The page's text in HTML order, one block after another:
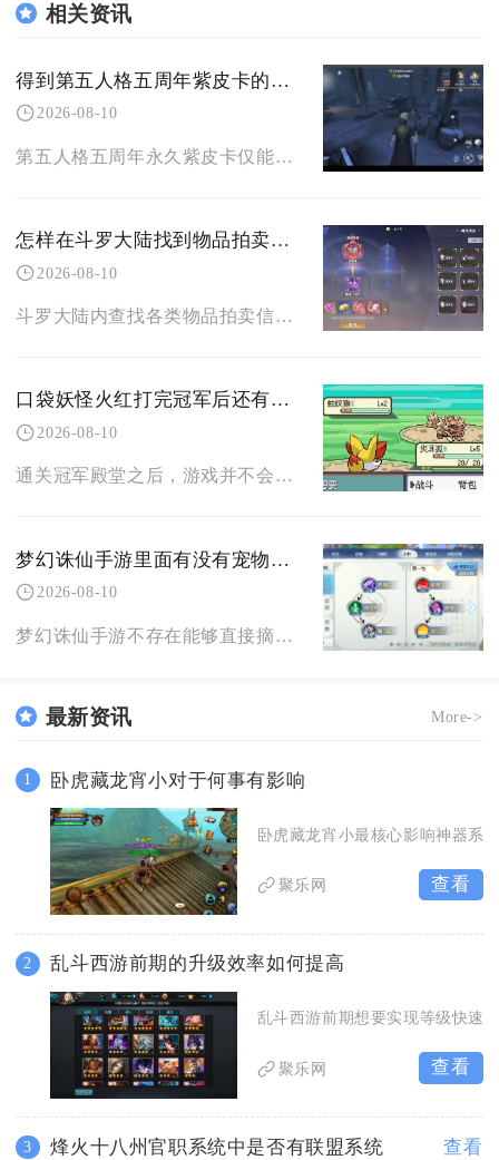
相关资讯
得到第五人格五周年紫皮卡的方法有哪些
2026-08-10
第五人格五周年永久紫皮卡仅能通过周年赠礼分期任务活动免费领取，无商城直购、碎片兑换、充值附
怎样在斗罗大陆找到物品拍卖的信息
2026-08-10
斗罗大陆内查找各类物品拍卖信息，核心路径分为界面直入拍卖行主窗口、细分频道筛选检索、关键词
口袋妖怪火红打完冠军后还有什么有趣的玩法
2026-08-10
通关冠军殿堂之后，游戏并不会就此结束，核心趣味集中在七之岛完整主线推进、高阶传说宝可梦捕捉
梦幻诛仙手游里面有没有宠物技能摘取的道具
2026-08-10
梦幻诛仙手游不存在能够直接摘取、剥离宠物已有技能的道具，无法将一只宠物身上现成的技能单独提
最新资讯 More->
1 卧虎藏龙宵小对于何事有影响
卧虎藏龙宵小最核心影响神器系
聚乐网 查看
2 乱斗西游前期的升级效率如何提高
乱斗西游前期想要实现等级快速
聚乐网 查看
3 烽火十八州官职系统中是否有联盟系统 查看